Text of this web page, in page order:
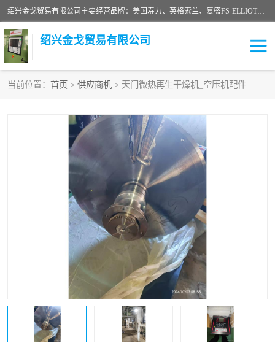
绍兴金戈贸易有限公司主要经营品牌：美国寿力、英格索兰、复盛FS-ELLIOTT，库伯COOPER、阿特拉斯等品牌空压机及配件销售；承接全厂空气压缩机管理、维护保养；节能改造；气体干燥机销售、维护、维修、保养。销售各种品牌空压机空气滤芯、油滤芯、油气分离器；精密过滤器滤芯；除油雾滤芯；抽真空滤芯，消音器，疏水器。劳务承接：全厂空压机维修保养工程，安装工程；移机或汰换工程；节能改造工程等。
绍兴金戈贸易有限公司
当前位置： 首页 > 供应商机 > 天门微热再生干燥机_空压机配件
英格索兰配件
闽台富源特种陶瓷
美国寿力空压机零部件 英格索兰离心机空滤芯
英格索兰COOPER离心机 库伯卡麦隆离心机零件
微电脑控制器 离心式压缩机高速转子组
复盛离心机零件 中冷耐高温气侧密封胶垫
空气过滤器